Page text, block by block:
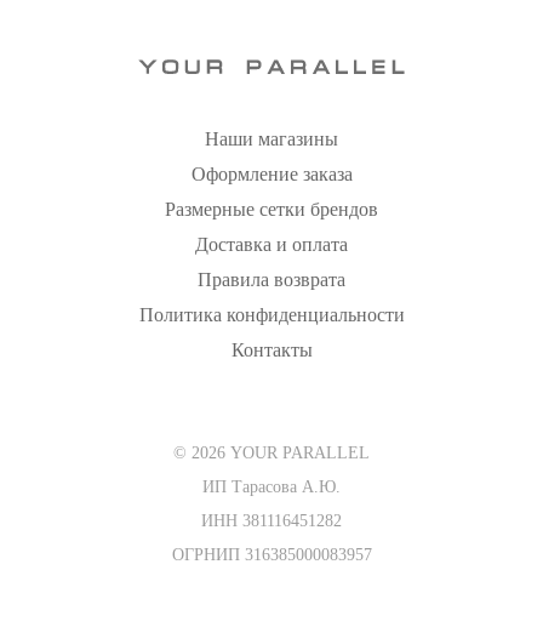
Наши магазины
Оформление заказа
Размерные сетки брендов
Доставка и оплата
Правила возврата
Политика конфиденциальности
Контакты
© 2026 YOUR PARALLEL
ИП Тарасова А.Ю.
ИНН 381116451282
ОГРНИП 316385000083957